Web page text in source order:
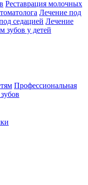
Реставрация молочных
Лечение под
седацией Лечение
зубов у детей
Профессиональная